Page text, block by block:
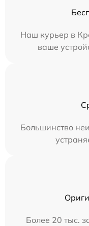
Наш курьер в
ваше
Большинство
Более 20 тыс.